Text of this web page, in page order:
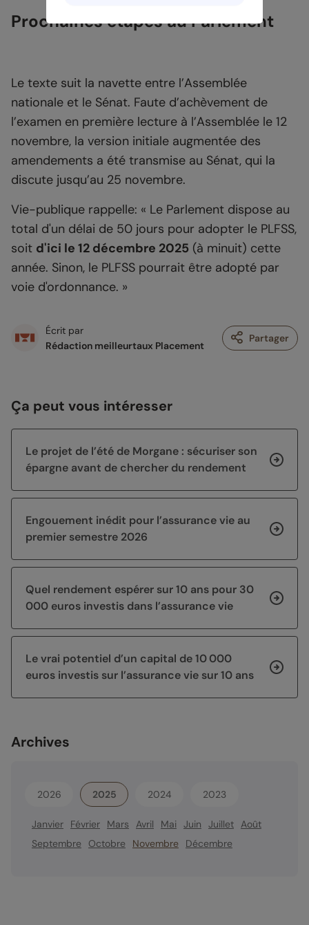
Prochaines étapes au Parlement
Le texte suit la navette entre l’Assemblée
nationale et le Sénat. Faute d’achèvement de
l’examen en première lecture à l’Assemblée le 12
novembre, la version initiale augmentée des
amendements a été transmise au Sénat, qui la
discute jusqu’au 25 novembre.
Vie-publique rappelle: « Le Parlement dispose au
total d'un délai de 50 jours pour adopter le PLFSS,
soit d'ici le 12 décembre 2025 (à minuit) cette
année. Sinon, le PLFSS pourrait être adopté par
voie d'ordonnance. »
Écrit par
Rédaction meilleurtaux Placement
Partager
Ça peut vous intéresser
Le projet de l’été de Morgane : sécuriser son
épargne avant de chercher du rendement
Engouement inédit pour l’assurance vie au
premier semestre 2026
Quel rendement espérer sur 10 ans pour 30
000 euros investis dans l’assurance vie
Le vrai potentiel d’un capital de 10 000
euros investis sur l’assurance vie sur 10 ans
Archives
2026 2025 2024 2023
Janvier Février Mars Avril Mai Juin Juillet Août
Septembre
Octobre Novembre Décembre